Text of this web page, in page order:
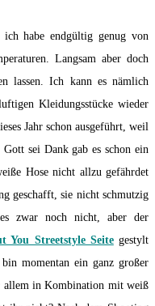
habe endgültig genug von
Langsam aber doch
lassen. Ich kann es nämlich
Kleidungsstücke wieder
Jahr schon ausgeführt, weil
sei Dank gab es schon ein
Hose nicht allzu gefährdet
geschafft, sie nicht schmutzig
zwar noch nicht, aber der
You Streetstyle Seitegestylt
momentan ein ganz großer
allem in Kombination mit weiß